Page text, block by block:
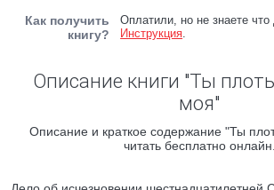
Как получить
книгу?
Оплатили, но не знаете
Инструкция.
Описание книги "Ты
моя"
Описание и краткое содержание "Ты
читать бесплатно онлайн.